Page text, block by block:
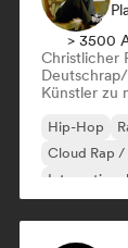
> 3500
Christlicher
Künstler zu
Hip-Hop
Cloud Rap